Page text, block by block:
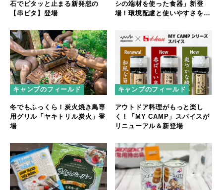
石でピタッと止まる新発想の
【串ピタ】登場
シの端材を使った食器」新登
場！環境配慮と使いやすさを両
キャンプのフィールド
冬でもふっくら！炭火焼き鳥専
用グリル「ヤキトリル炭火」登
場
キャンプのフィールド
アウトドア料理がもっと楽し
く！「MY CAMP」スパイスが
リニューアル＆新登場